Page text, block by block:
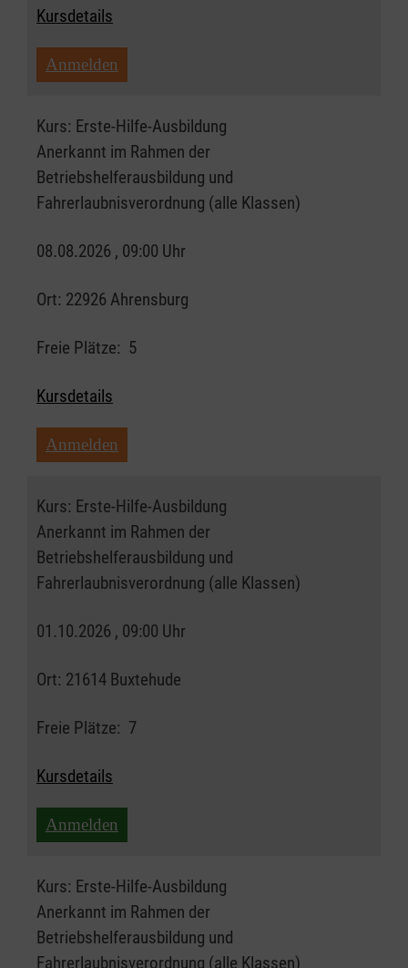
Kursdetails
Anmelden
Kurs: Erste-Hilfe-Ausbildung
Anerkannt im Rahmen der
Betriebshelferausbildung und
Fahrerlaubnisverordnung (alle Klassen)
08.08.2026 , 09:00 Uhr
Ort: 22926 Ahrensburg
Freie Plätze: 5
Kursdetails
Anmelden
Kurs: Erste-Hilfe-Ausbildung
Anerkannt im Rahmen der
Betriebshelferausbildung und
Fahrerlaubnisverordnung (alle Klassen)
01.10.2026 , 09:00 Uhr
Ort: 21614 Buxtehude
Freie Plätze: 7
Kursdetails
Anmelden
Kurs: Erste-Hilfe-Ausbildung
Anerkannt im Rahmen der
Betriebshelferausbildung und
Fahrerlaubnisverordnung (alle Klassen)